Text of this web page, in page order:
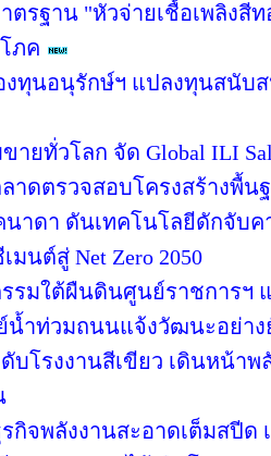
ตรฐาน "หัวจ่ายเชื้อเพลิงสี
ภค
งทุนอนุรักษ์ฯ แปลงทุนสนับ
ายทั่วโลก จัด Global ILI
าดตรวจสอบโครงสร้างพื้น
าดา ดันเทคโนโลยีดักจับค
นต์สู่ Net Zero 2050
รมใต้ผืนดินศูนย์ราชการฯ
น้ำท่วมถนนแจ้งวัฒนะอย่าง
ดับโรงงานสีเขียว เดินหน้า
รกิจพลังงานสะอาดเต็มสปีด